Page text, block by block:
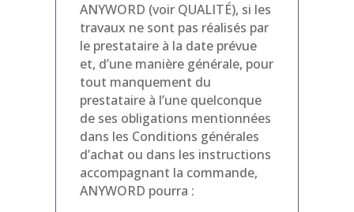
ANYWORD (voir QUALITÉ), si les
travaux ne sont pas réalisés par
le prestataire à la date prévue
et, d’une manière générale, pour
tout manquement du
prestataire à l’une quelconque
de ses obligations mentionnées
dans les Conditions générales
d’achat ou dans les instructions
accompagnant la commande,
ANYWORD pourra :